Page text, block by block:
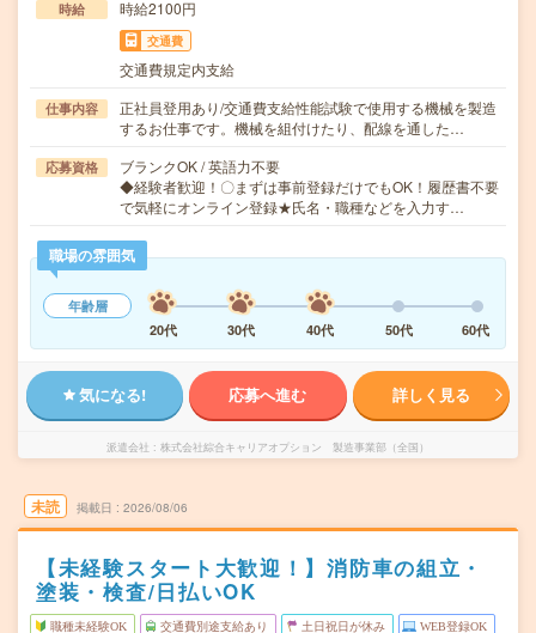
時給 時給2100円
交通費
交通費規定内支給
仕事内容
正社員登用あり/交通費支給性能試験で使用する機械を製造
するお仕事です。機械を組付けたり、配線を通した…
応募資格
ブランクOK / 英語力不要
◆経験者歓迎！〇まずは事前登録だけでもOK！履歴書不要
で気軽にオンライン登録★氏名・職種などを入力す…
職場の雰囲気
年齢層
20代
30代 40代 50代 60代
気になる! 応募へ進む 詳しく見る
派遣会社 株式会社綜合キャリアオプション 製造事業部（全国）
未読 掲載日 2026/08/06
【未経験スタート大歓迎！】消防車の組立・
塗装・検査/日払いOK
職種未経験OK 交通費別途支給あり 土日祝日が休み WEB登録OK